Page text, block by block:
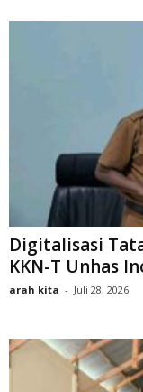
Digitalisasi
KKN-T Unhas
arah kita - Juli 28, 2026